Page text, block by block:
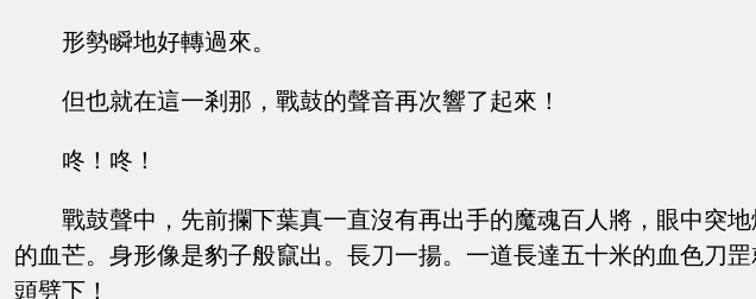
形勢瞬地好轉過來。
但也就在這一剎那，戰鼓的聲音再次響了起來！
咚！咚！
戰鼓聲中，先前攔下葉真一直沒有再出手的魔魂百人將，眼中突
的血芒。身形像是豹子般竄出。長刀一揚。一道長達五十米的血色刀
頭劈下！